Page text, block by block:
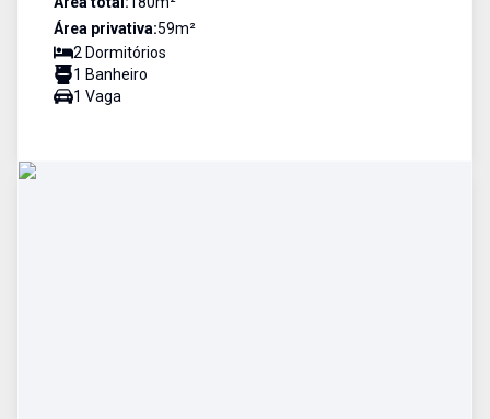
Área privativa:59m²
2 Dormitórios
1 Banheiro
1 Vaga